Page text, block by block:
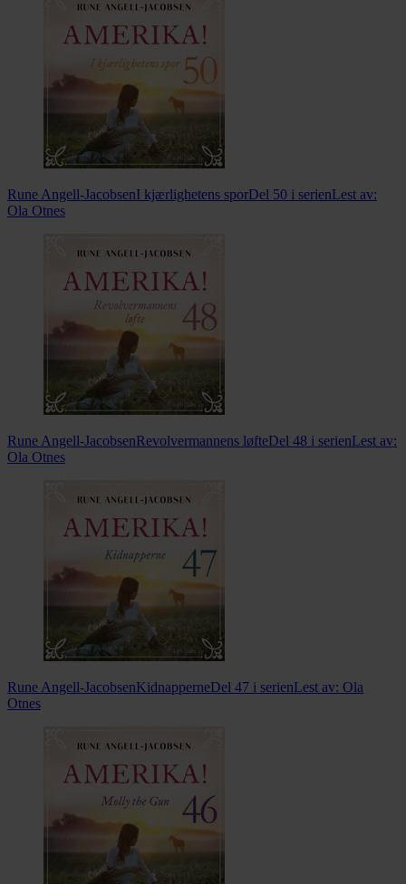
Rune Angell-JacobsenI kjærlighetens sporDel 50 i serienLest av:
Ola Otnes
Rune Angell-JacobsenRevolvermannens løfteDel 48 i serienLest av:
Ola Otnes
Rune Angell-JacobsenKidnapperneDel 47 i serienLest av: Ola
Otnes